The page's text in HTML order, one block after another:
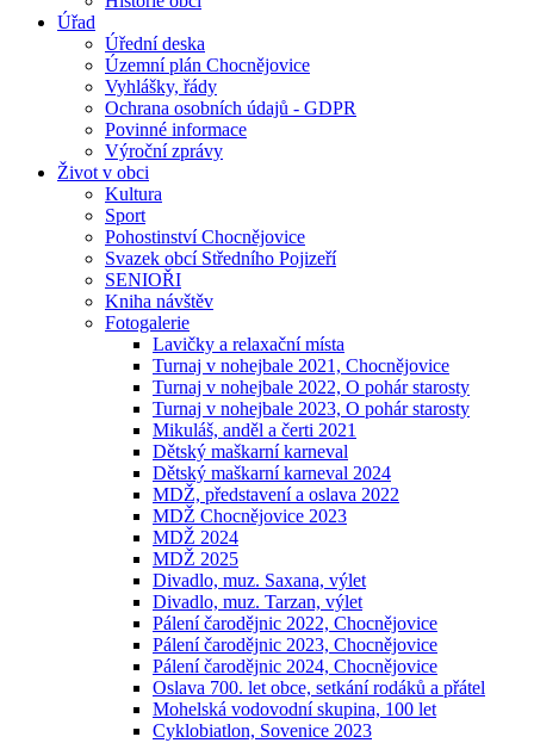
Úřad
Úřední deska
Územní plán Chocnějovice
Vyhlášky, řády
Ochrana osobních údajů - GDPR
Povinné informace
Výroční zprávy
Život v obci
Kultura
Sport
Pohostinství Chocnějovice
Svazek obcí Středního Pojizeří
SENIOŘI
Kniha návštěv
Fotogalerie
Lavičky a relaxační místa
Turnaj v nohejbale 2021, Chocnějovice
Turnaj v nohejbale 2022, O pohár starosty
Turnaj v nohejbale 2023, O pohár starosty
Mikuláš, anděl a čerti 2021
Dětský maškarní karneval
Dětský maškarní karneval 2024
MDŽ, představení a oslava 2022
MDŽ Chocnějovice 2023
MDŽ 2024
MDŽ 2025
Divadlo, muz. Saxana, výlet
Divadlo, muz. Tarzan, výlet
Pálení čarodějnic 2022, Chocnějovice
Pálení čarodějnic 2023, Chocnějovice
Pálení čarodějnic 2024, Chocnějovice
Oslava 700. let obce, setkání rodáků a přátel
Mohelská vodovodní skupina, 100 let
Cyklobiatlon, Sovenice 2023